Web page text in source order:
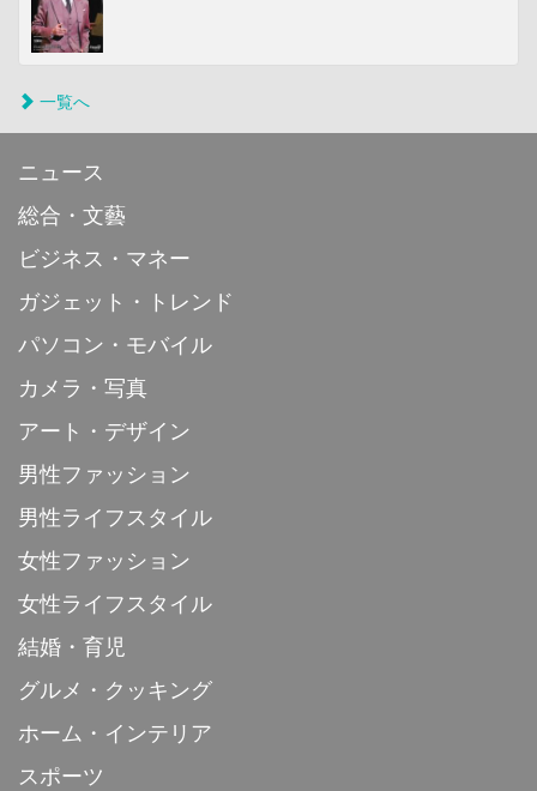
一覧へ
ニュース
総合・文藝
ビジネス・マネー
ガジェット・トレンド
パソコン・モバイル
カメラ・写真
アート・デザイン
男性ファッション
男性ライフスタイル
女性ファッション
女性ライフスタイル
結婚・育児
グルメ・クッキング
ホーム・インテリア
スポーツ